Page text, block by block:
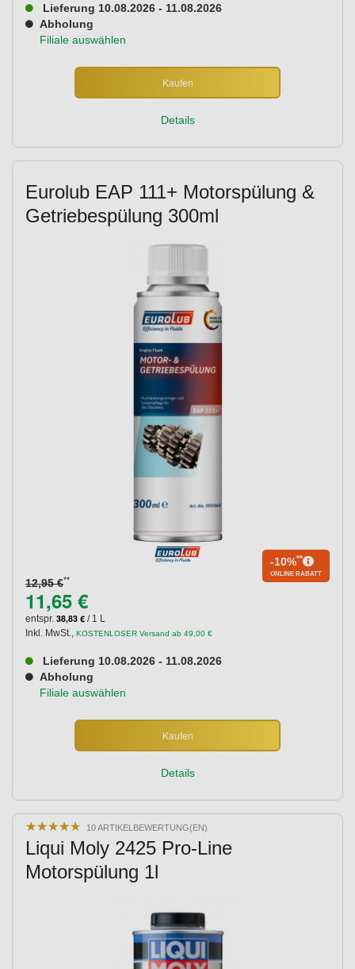
Lieferung 10.08.2026 - 11.08.2026
Abholung
Filiale auswählen
Kaufen
Details
Eurolub EAP 111+ Motorspülung &
Getriebespülung 300ml
12,95 €**
-10%**
ONLINE RABATT
11,65 €
entspr. 38,83 € / 1 L
Inkl. MwSt., KOSTENLOSER Versand ab 49,00 €
Lieferung 10.08.2026 - 11.08.2026
Abholung
Filiale auswählen
Kaufen
Details
★★★★★
★★★★★ 10 ARTIKELBEWERTUNG(EN)
Liqui Moly 2425 Pro-Line
Motorspülung 1l